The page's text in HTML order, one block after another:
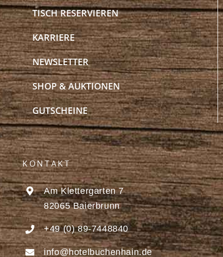
TISCH RESERVIEREN
KARRIERE
NEWSLETTER
SHOP & AUKTIONEN
GUTSCHEINE
KONTAKT
Am Klettergarten 7
82065 Baierbrunn
+49 (0) 89-7448840
info@hotelbuchenhain.de